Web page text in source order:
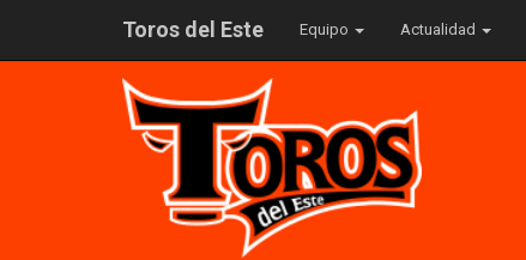
Toros del Este Equipo Actualidad